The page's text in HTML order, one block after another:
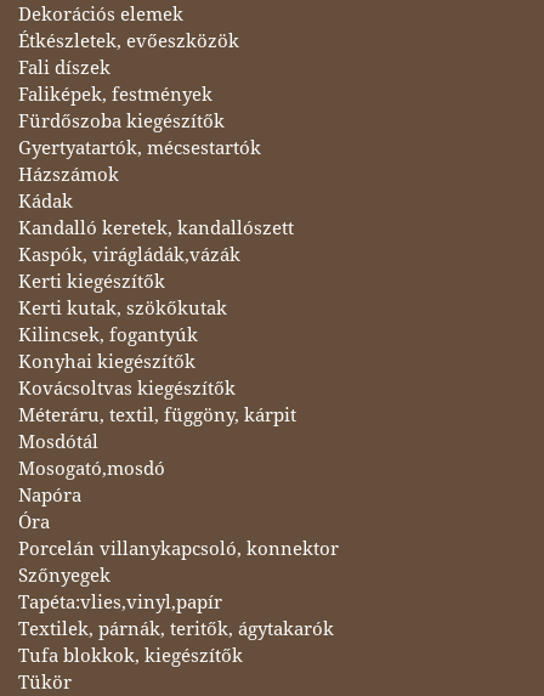
Dekorációs elemek
Étkészletek, evőeszközök
Fali díszek
Faliképek, festmények
Fürdőszoba kiegészítők
Gyertyatartók, mécsestartók
Házszámok
Kádak
Kandalló keretek, kandallószett
Kaspók, virágládák,vázák
Kerti kiegészítők
Kerti kutak, szökőkutak
Kilincsek, fogantyúk
Konyhai kiegészítők
Kovácsoltvas kiegészítők
Méteráru, textil, függöny, kárpit
Mosdótál
Mosogató,mosdó
Napóra
Óra
Porcelán villanykapcsoló, konnektor
Szőnyegek
Tapéta:vlies,vinyl,papír
Textilek, párnák, teritők, ágytakarók
Tufa blokkok, kiegészítők
Tükör